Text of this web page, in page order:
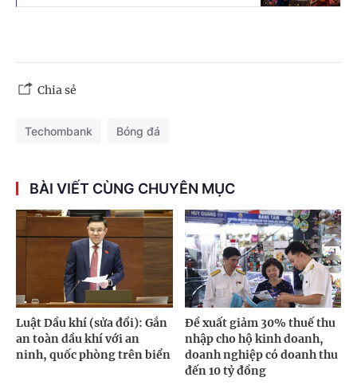
Chia sẻ
Techombank Bóng đá
BÀI VIẾT CÙNG CHUYÊN MỤC
Luật Dầu khí (sửa đổi): Gắn
an toàn dầu khí với an
ninh, quốc phòng trên biển
Đề xuất giảm 30% thuế thu
nhập cho hộ kinh doanh,
doanh nghiệp có doanh thu
đến 10 tỷ đồng